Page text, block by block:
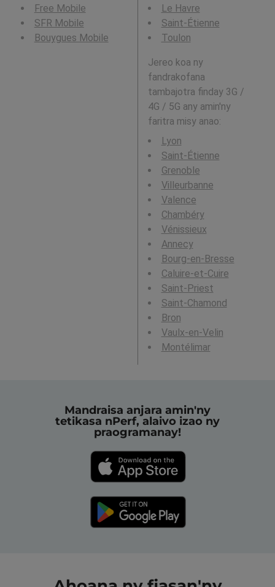
Free Mobile
SFR Mobile
Bouygues Mobile
Le Havre
Saint-Étienne
Toulon
Jereo koa ny
fandrakofana
tambajotra finday 3G /
4G / 5G any amin'ny
faritra misy anao:
Lyon
Saint-Étienne
Grenoble
Villeurbanne
Valence
Chambéry
Vénissieux
Annecy
Bourg-en-Bresse
Caluire-et-Cuire
Saint-Priest
Saint-Chamond
Bron
Vaulx-en-Velin
Montélimar
Mandraisa anjara amin'ny
tetikasa nPerf, alaivo izao ny
praogramanay!